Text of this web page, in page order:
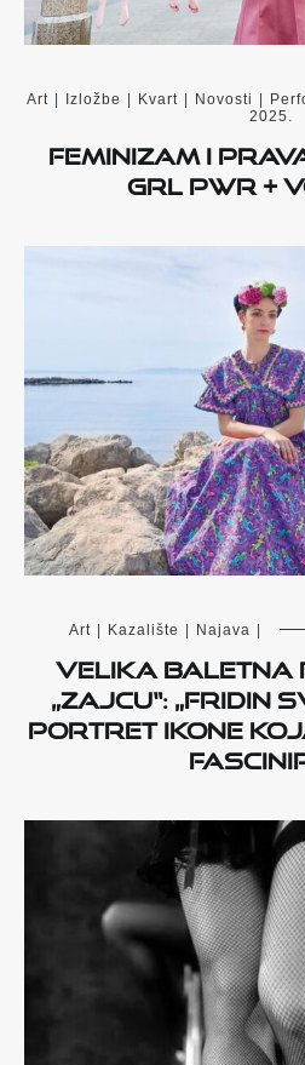
Art Izložbe Kvart Novosti
2025.
Feminizam i
grl pwr +
Art Kazalište Najava
Velika baletna
„Zajcu“: „Fridin
portret ikone